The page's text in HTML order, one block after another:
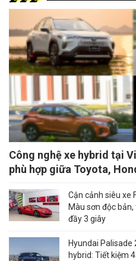
Công nghệ xe hybrid tại
phù hợp giữa Toyota,
Cận cảnh siêu xe
Màu sơn độc
đầy 3 giây
Hyundai
hybrid: Tiết kiệm